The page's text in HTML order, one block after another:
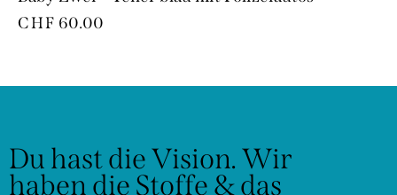
CHF 60.00
Du hast die Vision.Wir
haben die Stoffe & das